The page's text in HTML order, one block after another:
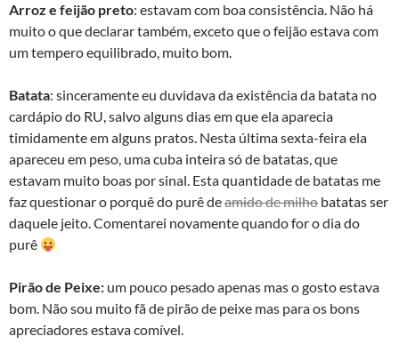
Arroz e feijão preto: estavam com boa consistência. Não há
muito o que declarar também, exceto que o feijão estava com
um tempero equilibrado, muito bom.
Batata: sinceramente eu duvidava da existência da batata no
cardápio do RU, salvo alguns dias em que ela aparecia
timidamente em alguns pratos. Nesta última sexta-feira ela
apareceu em peso, uma cuba inteira só de batatas, que
estavam muito boas por sinal. Esta quantidade de batatas me
faz questionar o porquê do purê deamido de milho batatas ser
daquele jeito. Comentarei novamente quando for o dia do
purê
Pirão de Peixe: um pouco pesado apenas mas o gosto estava
bom. Não sou muito fã de pirão de peixe mas para os bons
apreciadores estava comível.